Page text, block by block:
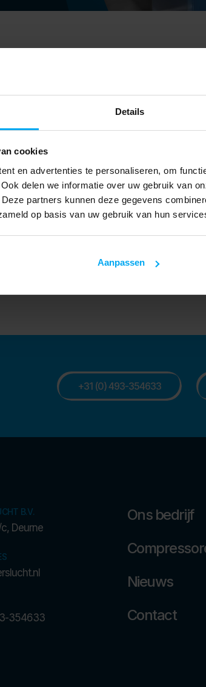
Details
cookies
en advertenties te personaliseren, om
delen we informatie over uw gebruik van
partners kunnen deze gegevens
op basis van uw gebruik van hun
Aanpassen
Een tijd geleden
leveren bijAldenzee RVS
eenALUP Kompressoren
motor oliegekoeld is en
toerentallen en
Aldenzee RVS is een
profielbewerkingen.
Hun groeiende en
het bewerken van
zorgen zij voor
+31 (0) 493-354633
B.V.
c, Deurne
354633
Ons bedrijf
Nieuws
Contact